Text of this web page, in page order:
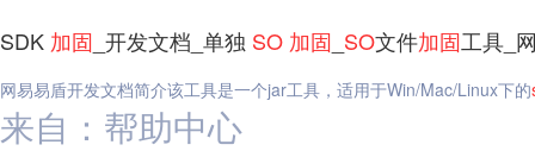
SDK 加固 _开发文档_单独 SO 加固 SO文件加固工具_
网易易盾开发文档简介该工具是一个jar工具，适用于Win/Mac/Linux下的
来自：帮助中心